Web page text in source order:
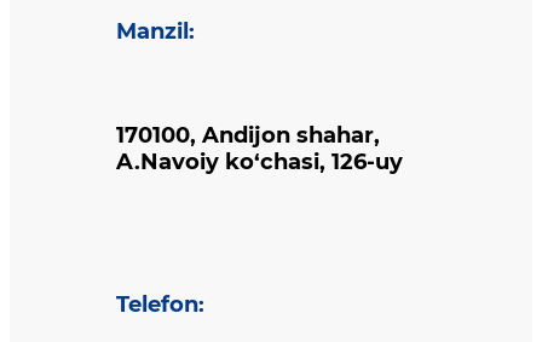
Manzil :
170100, Andijon shahar,
A.Navoiy ko‘chasi, 126-uy
Telefon: